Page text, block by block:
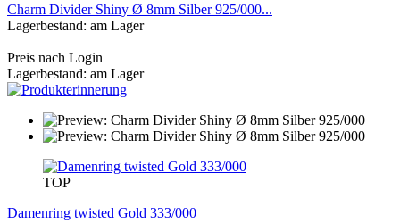
Charm Divider Shiny Ø 8mm Silber 925/000...
Lagerbestand: am Lager
Preis nach Login
Lagerbestand: am Lager
TOP
Damenring twisted Gold 333/000